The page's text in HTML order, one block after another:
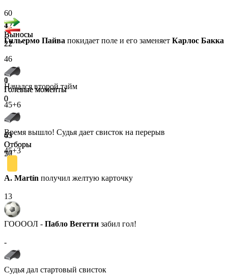
12
Выносы
22
0
Голевые моменты
0
45
Отборы
70
4
Выносы
22
1
Голевые моменты
0
63
Отборы
57
60
Гильермо Пайва покидает поле и его заменяет Карлос Бакка
46
Начался второй тайм
45+6
Время вышло! Судья дает свисток на перерыв
45+3
A. Martín получил желтую карточку
13
ГООООЛ - Пабло Вегетти забил гол!
-
Судья дал стартовый свисток